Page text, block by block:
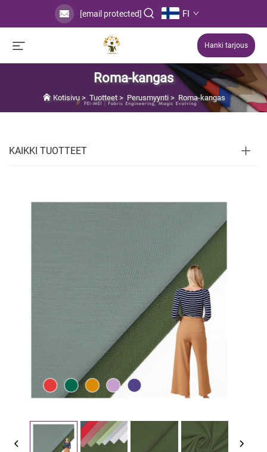
[email protected] FI
Hanki tarjous
Roma-kangas
Kotisivu> Tuotteet> Perusmyynti> Roma-kangas
KAIKKI TUOTTEET